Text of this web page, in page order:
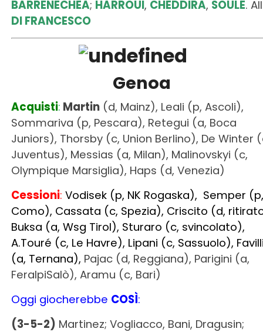
BARRENECHEA; HARROUI, CHEDDIRA, SOULÉ.
DI FRANCESCO
Genoa
Acquisti: Martin(d, Mainz), Leali (p, Ascoli),
Sommariva (p, Pescara), Retegui (a, Boca
Juniors), Thorsby (c, Union Berlino), De Winter
Juventus), Messias (a, Milan), Malinovskyi (c,
Olympique Marsiglia), Haps (d, Venezia)
Cessioni: Vodisek (p, NK Rogaska), Semper (p,
Como), Cassata (c, Spezia), Criscito (d,
Buksa (a, Wsg Tirol), Sturaro (c, svincolato),
A.Touré (c, Le Havre), Lipani (c, Sassuolo),
(a, Ternana), Pajac (d, Reggiana), Parigini (a,
FeralpiSalò), Aramu (c, Bari)
Oggi giocherebbe COSÌ:
(3-5-2) Martinez; Vogliacco, Bani, Dragusin;